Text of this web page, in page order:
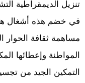
تنزيل الديمقراطية
في خضم هذه أشغال
مساهمة ثقافة الحوار
المواطنة وإعطائها
التمكين الجيد من